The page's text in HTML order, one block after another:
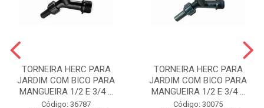
TORNEIRA HERC PARA
JARDIM COM BICO PARA
MANGUEIRA 1/2 E 3/4 ...
Código: 36787
TORNEIRA HERC PARA
JARDIM COM BICO PARA
MANGUEIRA 1/2 E 3/4 ...
Código: 30075